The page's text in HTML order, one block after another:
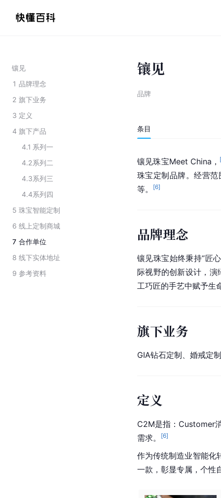
镶见
1 品牌理念
2 旗下业务
3 定义
4 旗下产品
4.1 系列一
4.2系列二
4.3系列三
4.4系列四
5 珠宝智能定制
6 线上定制商城
7 合作单位
8 线下实体地址
9 参考资料
镶见
品牌
条目
镶见珠宝Meet China，
珠宝定制品牌。经营范
等。
[6]
品牌理念
镶见珠宝始终秉持“匠
际视野的创新设计，
工巧匠的手艺中赋予生
旗下业务
GIA钻石定制、婚戒定
定义
C2M是指：Customer
需求。
[6]
作为传统制造业智能化
一款，彰显专属，个性